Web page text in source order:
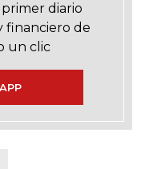
diario
financiero de
un clic